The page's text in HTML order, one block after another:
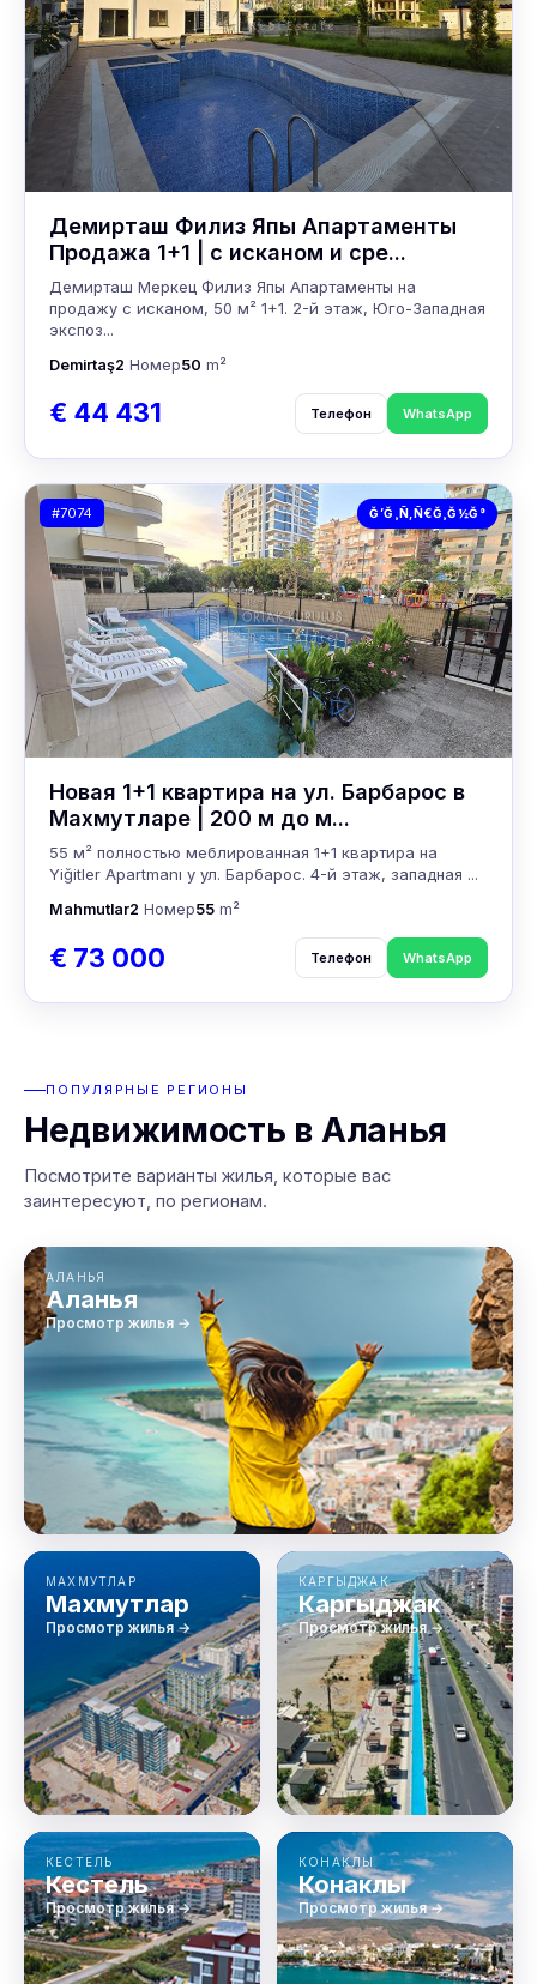
Демирташ Филиз Япы Апартаменты
Продажа 1+1 | с исканом и сре...
Демирташ Меркец Филиз Япы Апартаменты на
продажу с исканом, 50 м² 1+1. 2-й этаж, Юго-Западная
экспоз...
Demirtaş2 Номер50 m²
€ 44 431 Телефон WhatsApp
Ğ’Ğ¸Ñ‚Ñ€Ğ¸Ğ½Ğ°
#7074
Новая 1+1 квартира на ул. Барбарос в
Махмутларе | 200 м до м...
55 м² полностью меблированная 1+1 квартира на
Yiğitler Apartmanı у ул. Барбарос. 4-й этаж, западная ...
Mahmutlar2 Номер55 m²
€ 73 000 Телефон WhatsApp
ПОПУЛЯРНЫЕ РЕГИОНЫ
Недвижимость в Аланья
Посмотрите варианты жилья, которые вас
заинтересуют, по регионам.
АЛАНЬЯ
Аланья
Просмотр жилья →
МАХМУТЛАР
Махмутлар
Просмотр жилья →
КАРГЫДЖАК
Каргыджак
Просмотр жилья →
КЕСТЕЛЬ
Кестель
Просмотр жилья →
КОНАКЛЫ
Конаклы
Просмотр жилья →